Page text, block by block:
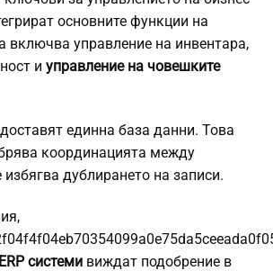
основните функции на
включва управление на инвентара,
и управление на човешките
единна база данни. Това
координацията между
избягва дублирането на записи.
ERP системи виждат подобрение в